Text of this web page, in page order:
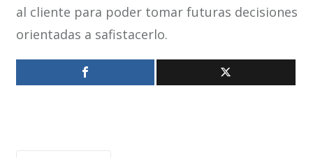
al cliente para poder tomar futuras decisiones
orientadas a safistacerlo.